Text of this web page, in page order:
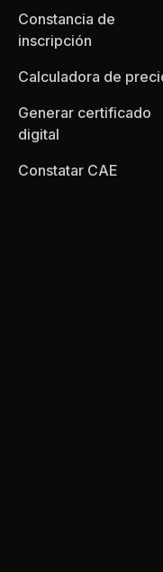
Constancia de
inscripción
Calculadora de
Generar certificado
digital
Constatar CAE